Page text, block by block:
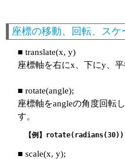
座標の移動、回転、スケ
■ translate(x, y)
座標軸を右にx、下にy、
■ rotate(angle);
座標軸をangleの角度回転
す。
■ scale(x, y);